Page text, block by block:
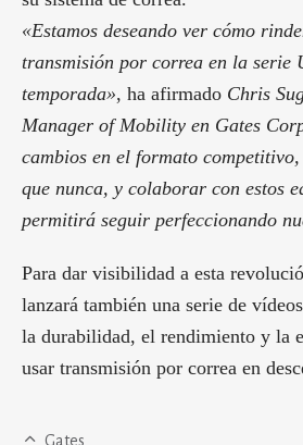
«Estamos deseando ver cómo
transmisión por correa en la serie
temporada», ha afirmado Chris
Manager of Mobility en Gates
cambios en el formato
que nunca, y colaborar con estos
permitirá seguir perfeccionando
Para dar visibilidad a esta
lanzará también una serie de
la durabilidad, el rendimiento y la
usar transmisión por correa en
Gates